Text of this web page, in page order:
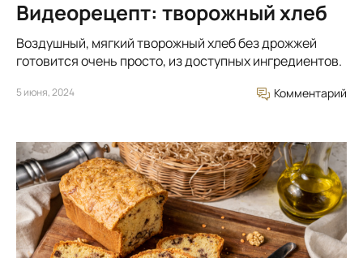
Видеорецепт: творожный хлеб
Воздушный, мягкий творожный хлеб без дрожжей
готовится очень просто, из доступных ингредиентов.
5 июня, 2024 Комментарий